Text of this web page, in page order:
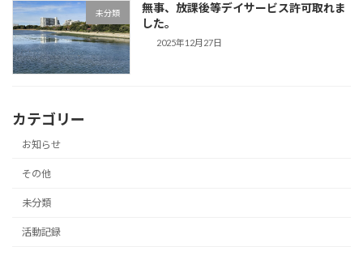
未分類
無事、放課後等デイサービス許可取れま
した。
2025年12月27日
カテゴリー
お知らせ
その他
未分類
活動記録